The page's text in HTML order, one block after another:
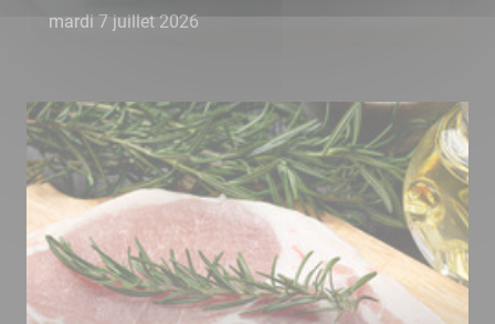
mardi 7 juillet 2026